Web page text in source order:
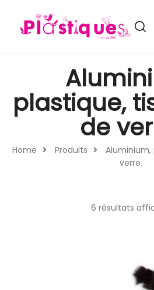
Home Produits
Aluminium,
verre.
plastique,
de
6 résultats